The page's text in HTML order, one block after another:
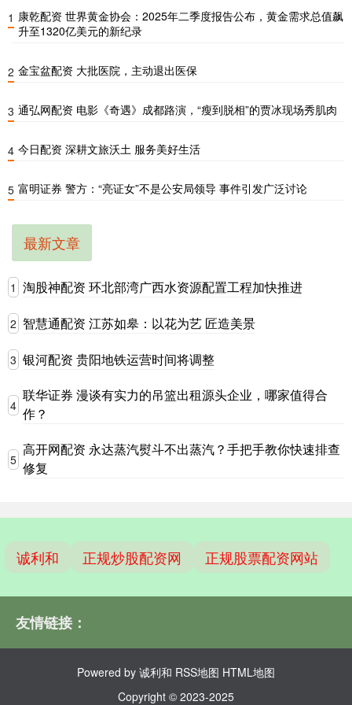
1 康乾配资 世界黄金协会：2025年二季度报告公布，黄金需求总值飙
升至1320亿美元的新纪录
2 金宝盆配资 大批医院，主动退出医保
3 通弘网配资 电影《奇遇》成都路演，“瘦到脱相”的贾冰现场秀肌肉
4 今日配资 深耕文旅沃土 服务美好生活
5 富明证券 警方：“亮证女”不是公安局领导 事件引发广泛讨论
最新文章
1 淘股神配资 环北部湾广西水资源配置工程加快推进
2 智慧通配资 江苏如皋：以花为艺 匠造美景
3 银河配资 贵阳地铁运营时间将调整
4
联华证券 漫谈有实力的吊篮出租源头企业，哪家值得合
作？
5
高开网配资 永达蒸汽熨斗不出蒸汽？手把手教你快速排查
修复
诚利和 正规炒股配资网 正规股票配资网站
友情链接：
Powered by 诚利和 RSS地图 HTML地图
Copyright © 2023-2025